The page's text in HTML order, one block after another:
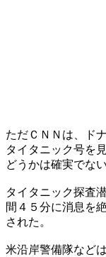
ただＣＮＮは、ド
タイタニック号を
どうかは確実でな
タイタニック探査
間４５分に消息を
された。
米沿岸警備隊など